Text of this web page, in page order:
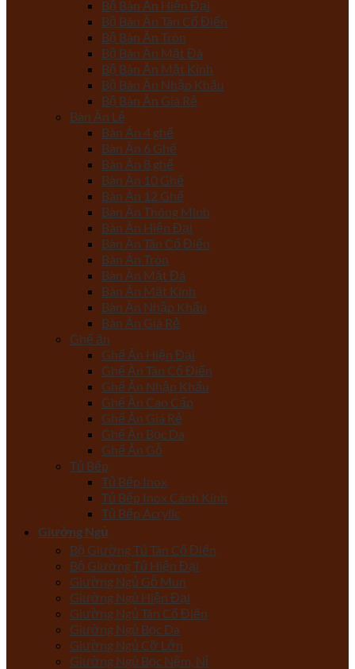
Bộ Bàn Ăn Hiện Đại
Bộ Bàn Ăn Tân Cổ Điển
Bộ Bàn Ăn Tròn
Bộ Bàn Ăn Mặt Đá
Bộ Bàn Ăn Mặt Kính
Bộ Bàn Ăn Nhập Khẩu
Bộ Bàn Ăn Giá Rẻ
Bàn Ăn Lẻ
Bàn Ăn 4 ghế
Bàn Ăn 6 Ghế
Bàn Ăn 8 ghế
Bàn Ăn 10 Ghế
Bàn Ăn 12 Ghế
Bàn Ăn Thông Minh
Bàn Ăn Hiện Đại
Bàn Ăn Tân Cổ Điển
Bàn Ăn Tròn
Bàn Ăn Mặt Đá
Bàn Ăn Mặt Kính
Bàn Ăn Nhập Khẩu
Bàn Ăn Giá Rẻ
Ghế ăn
Ghế Ăn Hiện Đại
Ghế Ăn Tân Cổ Điển
Ghế Ăn Nhập Khẩu
Ghế Ăn Cao Cấp
Ghế Ăn Giá Rẻ
Ghế Ăn Bọc Da
Ghế Ăn Gỗ
Tủ Bếp
Tủ Bếp Inox
Tủ Bếp Inox Cánh Kính
Tủ Bếp Acrylic
Giường Ngủ
Bộ Giường Tủ Tân Cổ Điển
Bộ Giường Tủ Hiện Đại
Giường Ngủ Gỗ Mun
Giường Ngủ Hiện Đại
Giường Ngủ Tân Cổ Điển
Giường Ngủ Bọc Da
Giường Ngủ Cỡ Lớn
Giường Ngủ Bọc Nệm, Nỉ